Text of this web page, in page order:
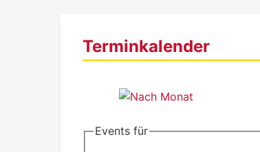
Terminkalender
Events für